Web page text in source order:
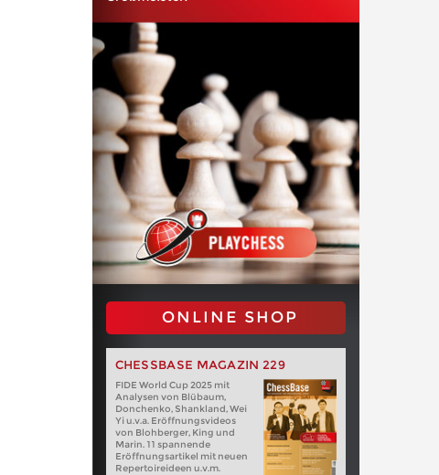
ONLINE SHOP
CHESSBASE MAGAZIN 229
FIDE World Cup 2025 mit
Analysen von Blübaum,
Donchenko, Shankland, Wei
Yi u.v.a. Eröffnungsvideos
von Blohberger, King und
Marin. 11 spannende
Eröffnungsartikel mit neuen
Repertoireideen u.v.m.